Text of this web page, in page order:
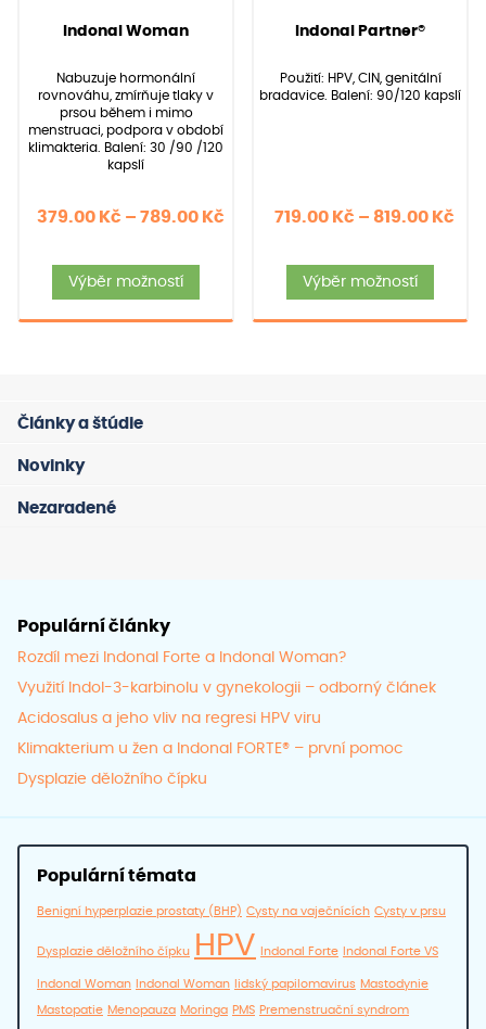
4.97
základě
hodnocení
zákazníků
(Hodnocení:88)
Indonal Woman
Nabuzuje hormonální
rovnováhu, zmírňuje tlaky v
prsou během i mimo
menstruaci, podpora v období
klimakteria. Balení: 30 /90 /120
kapslí
379.00 Kč – 789.00 KčRozpětí
379.00 Kč
789.00 Kč
Výběr možností
má
5.00
základě
hodnocení
zákazníků
(Hodnocení:40)
Indonal Partner®
Použití: HPV, CIN, genitální
bradavice. Balení: 90/120 kapslí
719.00 Kč – 819.00 Kč
Výběr možností
má
Články a štúdie
Novinky
Nezaradené
Populární články
Rozdíl mezi Indonal Forte a Indonal Woman?
Využití Indol-3-karbinolu v gynekologii – odborný článek
Acidosalus a jeho vliv na regresi HPV viru
Klimakterium u žen a Indonal FORTE® – první pomoc
Dysplazie děložního čípku
Populární témata
Benigní hyperplazie prostaty (BHP) Cysty na vaječnících Cysty v prsu
Dysplazie děložního čípku HPV Indonal Forte Indonal Forte VS
Indonal Woman Indonal Woman lidský papilomavirus Mastodynie
Mastopatie Menopauza Moringa PMS Premenstruační syndrom